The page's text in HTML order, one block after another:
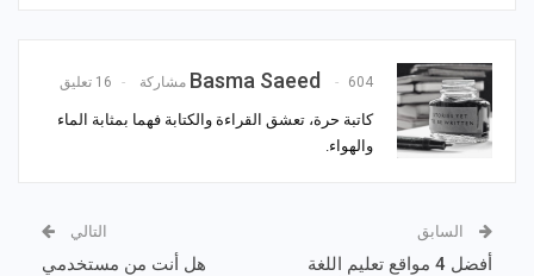
Basma Saeed 604 مشاركة 16 تعليق
كاتبة حرة، تعشق القراءة والكتابة فهما بمثابة الماء
والهواء.
السابق
أفضل 4 مواقع تعليم اللغة
التالي
هل أنت من مستخدمي